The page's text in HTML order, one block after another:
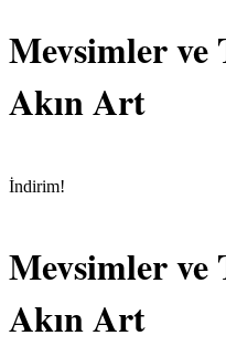
Mevsimler ve
Akın Art
İndirim!
Mevsimler ve
Akın Art